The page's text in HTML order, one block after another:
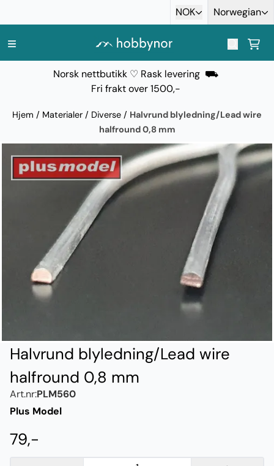
NOK Norwegian
Norsk nettbutikk ♡ Rask levering ⛟
Fri frakt over 1500,-
Hjem / Materialer / Diverse / Halvrund blyledning/Lead wire
halfround 0,8 mm
Halvrund blyledning/Lead wire
halfround 0,8 mm
Art.nr:PLM560
Plus Model
79,-